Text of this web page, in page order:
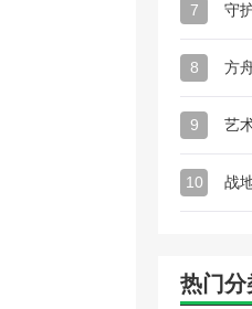
7 守
8 方
9 艺
10 战
热门分